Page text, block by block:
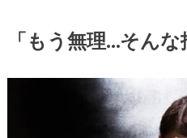
「もう無理…そんな